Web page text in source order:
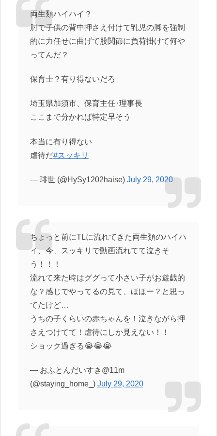
両生類ハイハイ？
肘で子供の背中押さえ付けて乳児の脚を強制
的に力任せに曲げて股関節に負荷掛けて何や
ってんだ？
保育士？有り得ないだろ
埼玉県加須市、保育主任･理事長
ここまで分かれば特定早そう
本当に有り得ない
虐待だ#スッキリ
— 琲世 (@HySy1202haise) July 29, 2020
ちょっと前にTLに流れてきた両生類のハイハ
イ、今、スッキリで動画流れてて泣きそ
う！！！
流れて来た時はググって小さい子がお遊戯的
な？感じでやってるの見て、ほほー？と思っ
てたけど…
うちの子くらいの赤ちゃんを！泣きながら押
さえつけてて！虐待にしか見えない！！
ショック過ぎる😭😭😭
— おふとんだいすき@11m
(@staying_home_) July 29, 2020